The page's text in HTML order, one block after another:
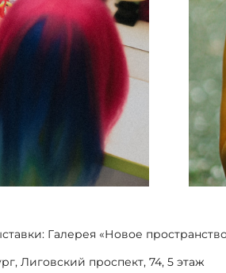
Галерея «Новое
Лиговский проспект, 74, 5 этаж